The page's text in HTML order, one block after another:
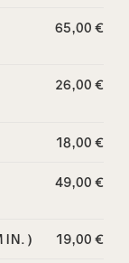
65,00 €
26,00 €
18,00 €
49,00 €
19,00 €